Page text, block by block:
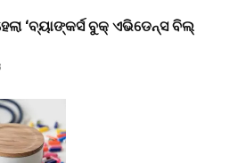
‘ବ୍ୟାଙ୍କର୍ସ ବୁକ୍ ଏଭିଡେନ୍ସ ବିଲ୍